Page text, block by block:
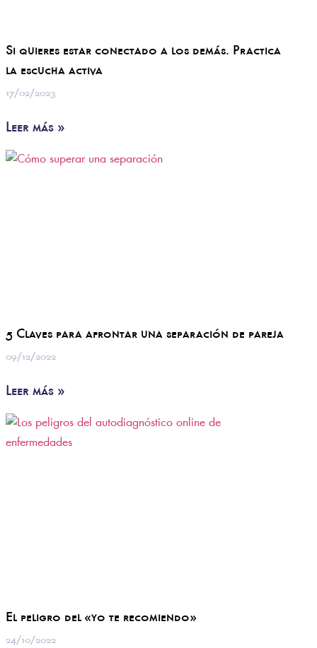
Si quieres estar conectado a los demás. Practica
la escucha activa
17/02/2023
Leer más »
5 Claves para afrontar una separación de pareja
09/12/2022
Leer más »
El peligro del «yo te recomiendo»
24/10/2022